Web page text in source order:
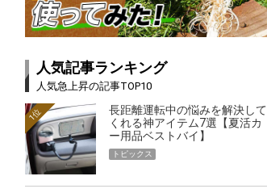
人気記事ランキング
人気急上昇の記事TOP10
長距離運転中の悩みを解決して
くれる神アイテム7選【夏活カ
ー用品ベストバイ】
1位
トピックス